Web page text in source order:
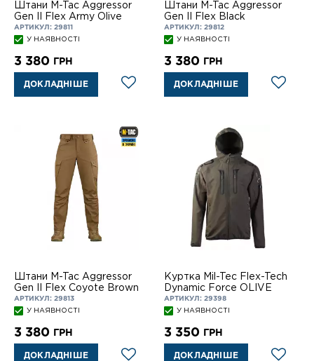
Штани M-Tac Aggressor
Gen ІІ Flex Army Olive
АРТИКУЛ: 29811
У НАЯВНОСТІ
3 380 ГРН
ДОКЛАДНІШЕ
Штани M-Tac Aggressor
Gen II Flex Black
АРТИКУЛ: 29812
У НАЯВНОСТІ
3 380 ГРН
ДОКЛАДНІШЕ
Штани M-Tac Aggressor
Gen II Flex Coyote Brown
АРТИКУЛ: 29813
У НАЯВНОСТІ
3 380 ГРН
ДОКЛАДНІШЕ
Куртка Mil-Tec Flex-Tech
Dynamic Force OLIVE
АРТИКУЛ: 29398
У НАЯВНОСТІ
3 350 ГРН
ДОКЛАДНІШЕ